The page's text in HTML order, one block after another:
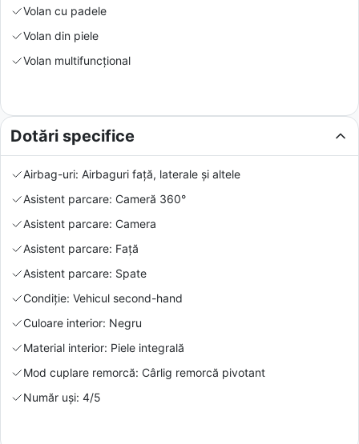
Volan cu padele
Volan din piele
Volan multifuncțional
Dotări specifice
Airbag-uri: Airbaguri față, laterale și altele
Asistent parcare: Cameră 360°
Asistent parcare: Camera
Asistent parcare: Față
Asistent parcare: Spate
Condiție: Vehicul second-hand
Culoare interior: Negru
Material interior: Piele integrală
Mod cuplare remorcă: Cârlig remorcă pivotant
Număr uși: 4/5